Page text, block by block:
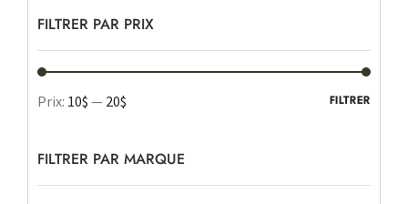
FILTRER PAR PRIX
FILTRER
Prix: 10$ — 20$
FILTRER PAR MARQUE